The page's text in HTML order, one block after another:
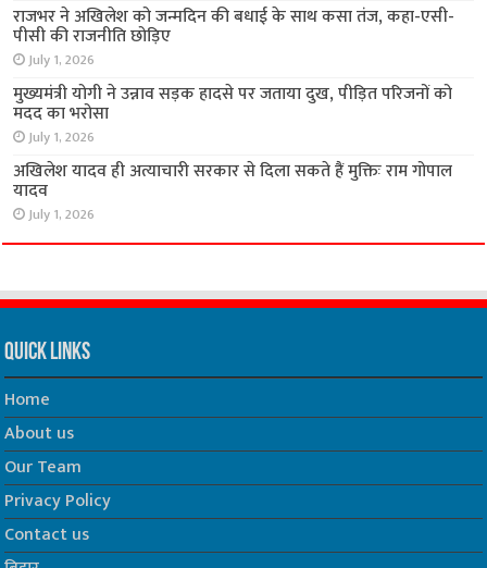
राजभर ने अखिलेश को जन्मदिन की बधाई के साथ कसा तंज, कहा-एसी-
पीसी की राजनीति छोड़िए
July 1, 2026
मुख्यमंत्री योगी ने उन्नाव सड़क हादसे पर जताया दुख, पीड़ित परिजनों को
मदद का भरोसा
July 1, 2026
अखिलेश यादव ही अत्याचारी सरकार से दिला सकते हैं मुक्तिः राम गोपाल
यादव
July 1, 2026
Quick Links
Home
About us
Our Team
Privacy Policy
Contact us